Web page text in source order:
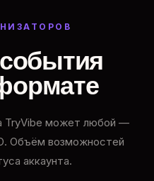
TryVibe может любой —
Объём возможностей
аккаунта.